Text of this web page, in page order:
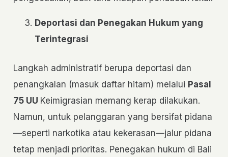
Deportasi dan Penegakan Hukum yang
Terintegrasi
Langkah administratif berupa deportasi dan
penangkalan (masuk daftar hitam) melalui Pasal
75 UU Keimigrasian memang kerap dilakukan.
Namun, untuk pelanggaran yang bersifat pidana
—seperti narkotika atau kekerasan—jalur pidana
tetap menjadi prioritas. Penegakan hukum di Bali